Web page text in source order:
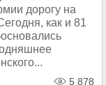
дорогу на
как и 81
5 878